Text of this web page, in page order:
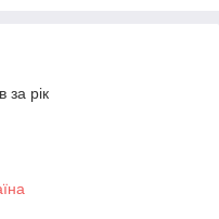
частину струму, в
електроланцюга від
та віддає
ознайомтеся з
за рік